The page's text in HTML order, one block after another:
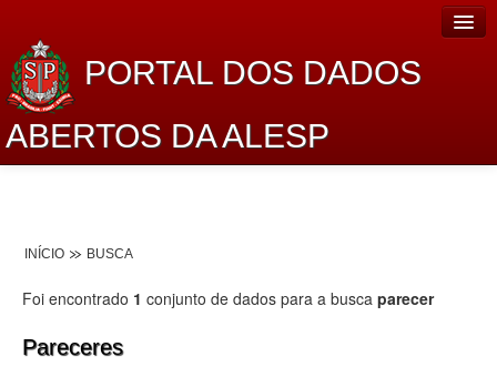
PORTAL DOS DADOS
ABERTOS DA ALESP
Lei de Acesso à Informação
Dados Governamentais Abertos
INÍCIO BUSCA
Foi encontrado 1 conjunto de dados para a busca parecer
Pareceres